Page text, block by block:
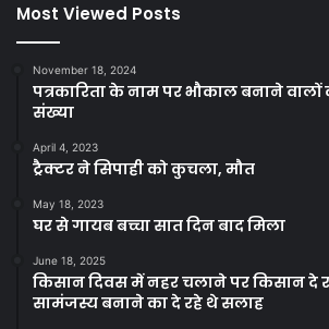
Most Viewed Posts
November 18, 2024
पत्रकारिता के नाम पर भौकाल बनाने
संख्या
April 4, 2023
ट्रैक्टर ने सिपाही को कुचला, मौत
May 18, 2023
घर से गायब बच्चा सात दिन बाद मिला
June 18, 2025
किसान दिवस में नहर चलाने पर किसान दे
सामंजस्य बनाने का दे रहे थे सलाह